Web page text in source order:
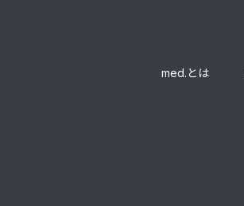
med.とは